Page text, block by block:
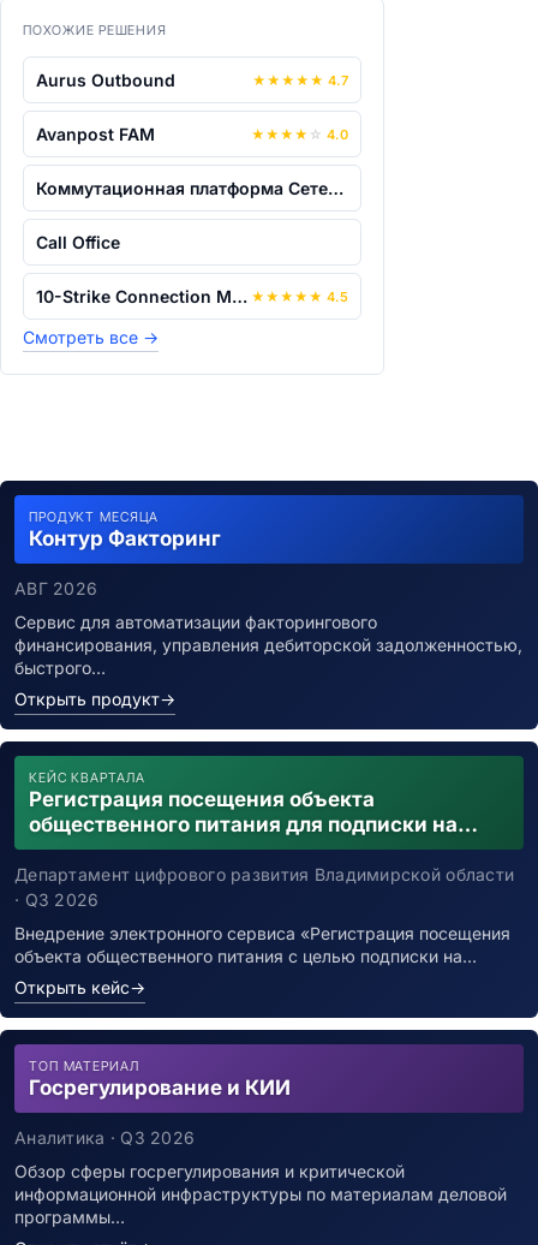
ПОХОЖИЕ РЕШЕНИЯ
Aurus Outbound ★ ★ ★ ★ ★ 4.7
Avanpost FAM ★ ★ ★ ★ ☆ 4.0
Коммутационная платформа Сетевого Спра...
Call Office
10-Strike Connection Monitor Pro ★ ★ ★ ★ ★ 4.5
Смотреть все →
ПРОДУКТ МЕСЯЦА
Контур Факторинг
АВГ 2026
Сервис для автоматизации факторингового
финансирования, управления дебиторской задолженностью,
быстрого…
Открыть продукт→
КЕЙС КВАРТАЛА
Регистрация посещения объекта
общественного питания для подписки на
уведомления о возможном контакте с
заболевшим новой коронавирусной
инфекцией
Департамент цифрового развития Владимирской области
· Q3 2026
Внедрение электронного сервиса «Регистрация посещения
объекта общественного питания с целью подписки на…
Открыть кейс→
ТОП МАТЕРИАЛ
Госрегулирование и КИИ
Аналитика · Q3 2026
Обзор сферы госрегулирования и критической
информационной инфраструктуры по материалам деловой
программы…